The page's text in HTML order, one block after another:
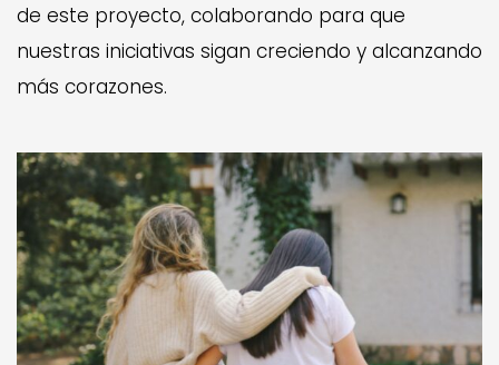
de este proyecto, colaborando para que
nuestras iniciativas sigan creciendo y alcanzando
más corazones.